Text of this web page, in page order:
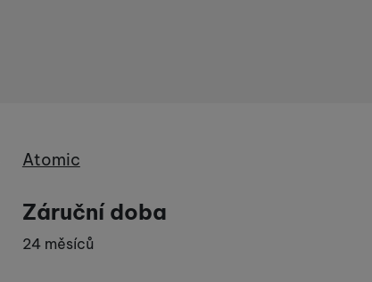
Výrobce
Atomic
Záruční doba
24 měsíců